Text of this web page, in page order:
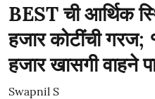
BEST ची आर्थिक
हजार कोटींची
हजार खासगी वाहने
Swapnil S